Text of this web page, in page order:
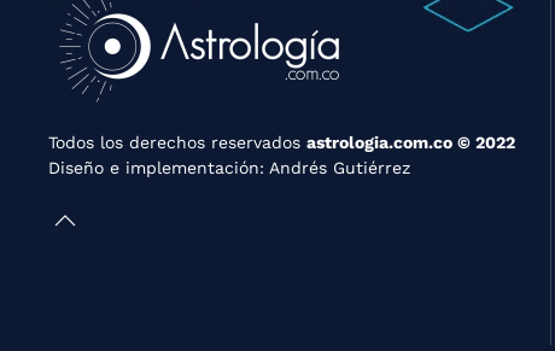
Todos los derechos reservados astrologia.com.co © 2022
Diseño e implementación: Andrés Gutiérrez